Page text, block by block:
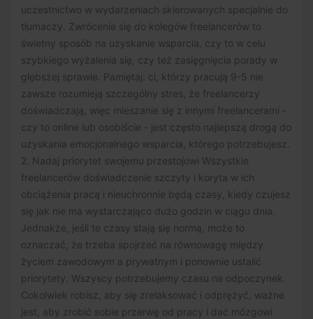
uczestnictwo w wydarzeniach skierowanych specjalnie do
tłumaczy. Zwrócenie się do kolegów freelancerów to
świetny sposób na uzyskanie wsparcia, czy to w celu
szybkiego wyżalenia się, czy też zasięgnięcia porady w
głębszej sprawie. Pamiętaj: ci, którzy pracują 9-5 nie
zawsze rozumieją szczególny stres, że freelancerzy
doświadczają, więc mieszanie się z innymi freelancerami -
czy to online lub osobiście - jest często najlepszą drogą do
uzyskania emocjonalnego wsparcia, którego potrzebujesz.
2. Nadaj priorytet swojemu przestojowi Wszystkie
freelancerów doświadczenie szczyty i koryta w ich
obciążenia pracą i nieuchronnie będą czasy, kiedy czujesz
się jak nie ma wystarczająco dużo godzin w ciągu dnia.
Jednakże, jeśli te czasy stają się normą, może to
oznaczać, że trzeba spojrzeć na równowagę między
życiem zawodowym a prywatnym i ponownie ustalić
priorytety. Wszyscy potrzebujemy czasu na odpoczynek.
Cokolwiek robisz, aby się zrelaksować i odprężyć, ważne
jest, aby zrobić sobie przerwę od pracy i dać mózgowi